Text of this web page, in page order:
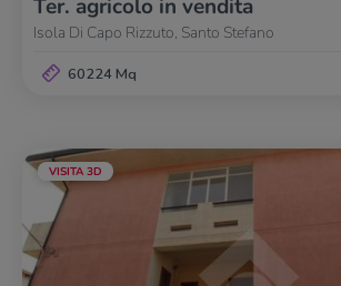
Ter. agricolo in vendita
Isola Di Capo Rizzuto, Santo Stefano
60224 Mq
VISITA 3D